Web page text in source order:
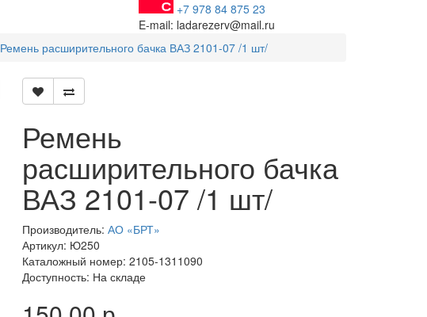
+7 978 84 875 23
E-mail: ladarezerv@mail.ru
Ремень расширительного бачка ВАЗ 2101-07 /1 шт/
Ремень
расширительного бачка
ВАЗ 2101-07 /1 шт/
Производитель:АО «БРТ»
Артикул: Ю250
Каталожный номер: 2105-1311090
Доступность: На складе